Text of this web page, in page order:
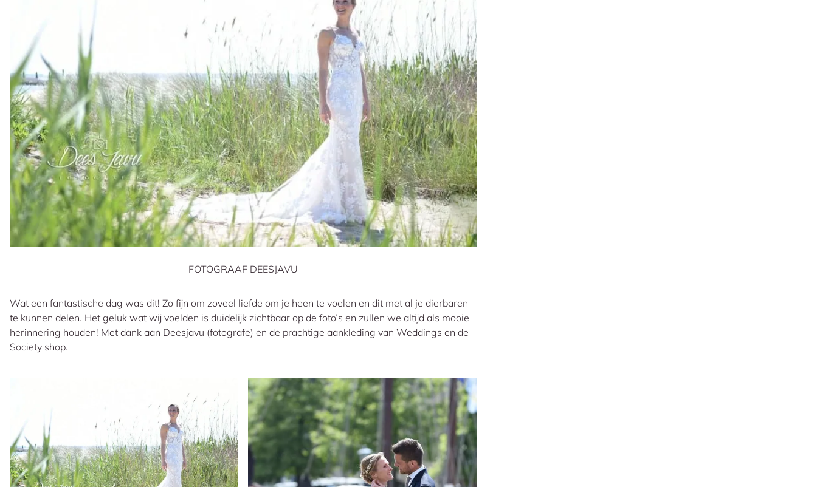
FOTOGRAAF DEESJAVU
Wat een fantastische dag was dit! Zo fijn om zoveel liefde om je heen te voelen en dit met al je dierbaren
te kunnen delen. Het geluk wat wij voelden is duidelijk zichtbaar op de foto’s en zullen we altijd als mooie
herinnering houden! Met dank aan Deesjavu (fotografe) en de prachtige aankleding van Weddings en de
Society shop.